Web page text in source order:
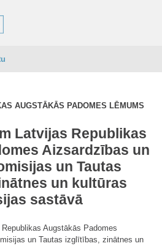
AUGSTĀKĀS PADOMES LĒMUMS
Latvijas Republikas
Aizsardzības un
un Tautas
un kultūras
sastāvā
Augstākās Padomes
un Tautas izglītības, zinātnes un